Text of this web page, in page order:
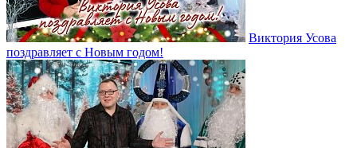
Виктория Усова
поздравляет с Новым годом!